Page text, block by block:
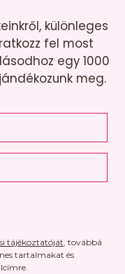
különleges
fel most
egy 1000
meg.
tájékoztatóját, továbbá
tartalmakat és